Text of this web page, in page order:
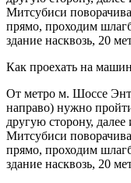
Митсубиси
прямо, проходим
здание насквозь, 20
Как проехать на
От метро м. Шоссе
направо) нужно
другую сторону,
Митсубиси
прямо, проходим
здание насквозь, 20